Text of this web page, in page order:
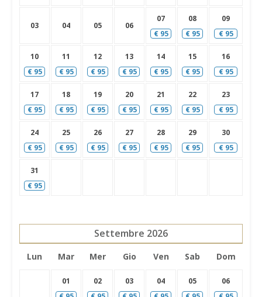
03 04 05 06
07
€ 95
08
€ 95
09
€ 95
10
€ 95
11
€ 95
12
€ 95
13
€ 95
14
€ 95
15
€ 95
16
€ 95
17
€ 95
18
€ 95
19
€ 95
20
€ 95
21
€ 95
22
€ 95
23
€ 95
24
€ 95
25
€ 95
26
€ 95
27
€ 95
28
€ 95
29
€ 95
30
€ 95
31
€ 95
Settembre 2026
Lun Mar Mer Gio Ven Sab Dom
01
02
03
04
05
06